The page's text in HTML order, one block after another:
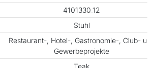
4101330_12
Stuhl
Restaurant-, Hotel-, Gastronomie-, Club- und
Gewerbeprojekte